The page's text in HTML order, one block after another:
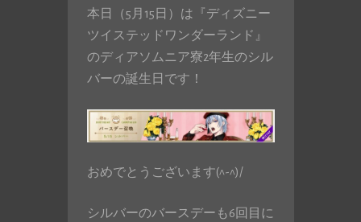
本日（5月15日）は『ディズニー
ツイステッドワンダーランド』
のディアソムニア寮2年生のシル
バーの誕生日です！
おめでとうございます(^-^)/
シルバーのバースデーも6回目に